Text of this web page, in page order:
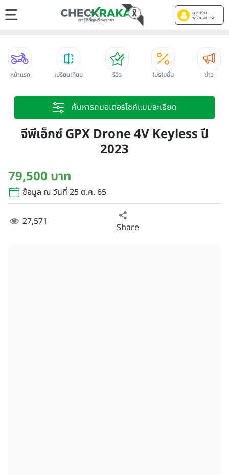
ดูวงเงิน
พร้อมสตาร์ท
หน้าแรก เปรียบเทียบ รีวิว โปรโมชั่น ข่าว
ค้นหารถมอเตอร์ไซค์แบบละเอียด
จีพีเอ็กซ์ GPX Drone 4V Keyless ปี
2023
79,500 บาท
ข้อมูล ณ วันที่ 25 ต.ค. 65
27,571 Share